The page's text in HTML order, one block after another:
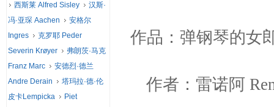
作品：弹钢琴的女
作者：雷诺阿
西斯莱 Alfred Sisley
汉斯·
冯·亚琛 Aachen
安格尔
Ingres
克罗耶 Peder
Severin Krøyer
弗朗茨·马克
Franz Marc
安德烈·德兰
Andre Derain
塔玛拉·德·伦
皮卡Lempicka
Piet